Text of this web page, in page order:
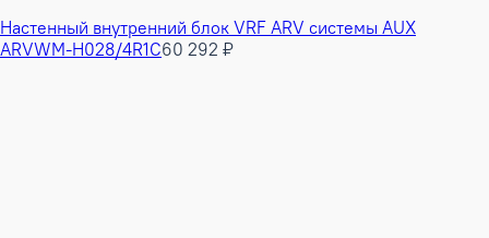
Настенный внутренний блок VRF ARV системы AUX
ARVWM-H028/4R1C60 292 ₽